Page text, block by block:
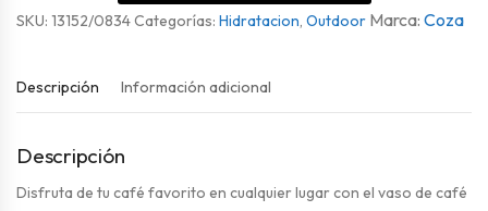
SKU: 13152/0834Categorías: Hidratacion Outdoor Coza
Descripción Información adicional
Descripción
Disfruta de tu café favorito en cualquier lugar con el vaso de café